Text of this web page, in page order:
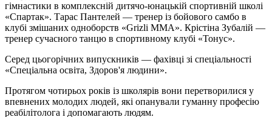
гімнастики в комплексній дитячо-юнацькій спортивній школі
«Спартак». Тарас Пантелей — тренер із бойового самбо в
клубі змішаних одноборств «Grizli MMA». Крістіна Зубалій —
тренер сучасного танцю в спортивному клубі «Тонус».
Серед цьогорічних випускників — фахівці зі спеціальності
«Спеціальна освіта, Здоров'я людини».
Протягом чотирьох років із школярів вони перетворилися у
впевнених молодих людей, які опанували гуманну професію
реабілітолога і допомагають людям.